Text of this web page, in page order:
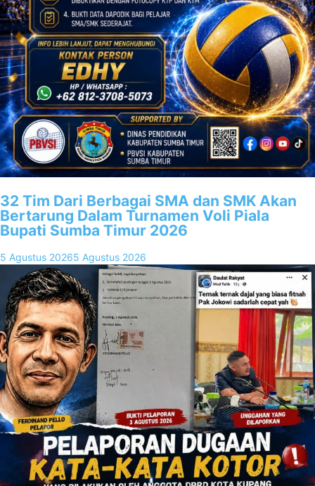
32 Tim Dari Berbagai SMA dan SMK Akan
Bertarung Dalam Turnamen Voli Piala
Bupati Sumba Timur 2026
5 Agustus 20265 Agustus 2026